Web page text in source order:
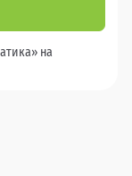
на